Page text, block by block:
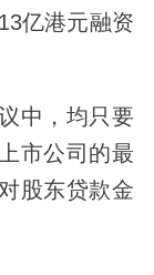
亿港元融资
中，均只要
市公司的最
股东贷款金